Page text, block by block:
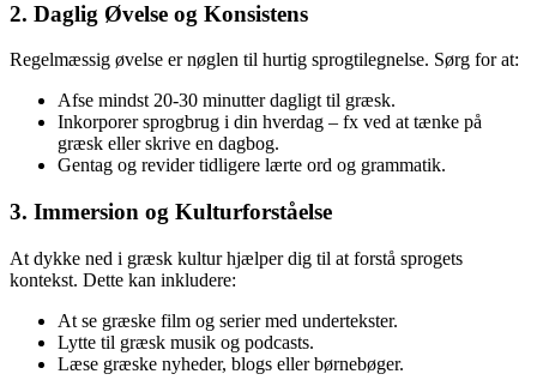
2. Daglig Øvelse og Konsistens
Regelmæssig øvelse er nøglen til hurtig sprogtilegnelse. Sørg for at:
Afse mindst 20-30 minutter dagligt til græsk.
Inkorporer sprogbrug i din hverdag – fx ved at tænke på
græsk eller skrive en dagbog.
Gentag og revider tidligere lærte ord og grammatik.
3. Immersion og Kulturforståelse
At dykke ned i græsk kultur hjælper dig til at forstå sprogets
kontekst. Dette kan inkludere:
At se græske film og serier med undertekster.
Lytte til græsk musik og podcasts.
Læse græske nyheder, blogs eller børnebøger.